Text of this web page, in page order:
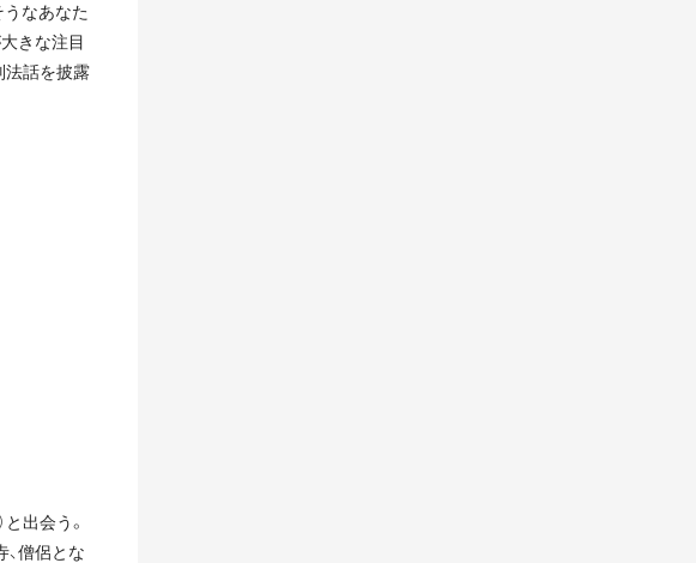
なあなた
きな注目
法話を披露
出会う。
僧侶とな